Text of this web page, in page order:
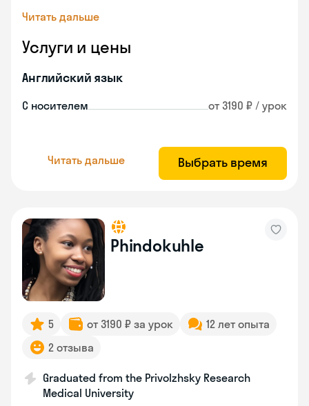
Читать дальше
Услуги и цены
Английский язык
С носителем от 3190 ₽ / урок
Читать дальше Выбрать время
Phindokuhle
5 от 3190 ₽ за урок
12 лет опыта
2 отзыва
Graduated from the Privolzhsky Research
Medical University